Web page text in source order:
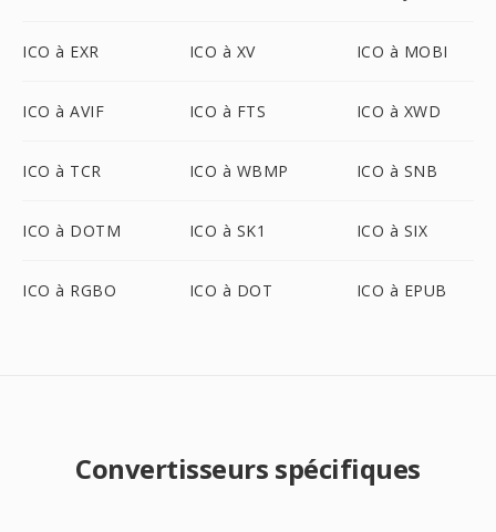
ICO à EXR ICO à XV ICO à MOBI
ICO à AVIF ICO à FTS ICO à XWD
ICO à TCR ICO à WBMP ICO à SNB
ICO à DOTM ICO à SK1 ICO à SIX
ICO à RGBO ICO à DOT ICO à EPUB
Convertisseurs spécifiques